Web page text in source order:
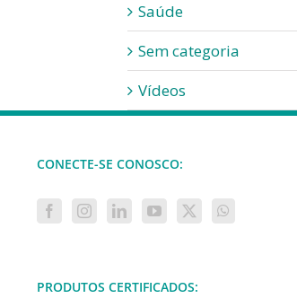
Saúde
Sem categoria
Vídeos
CONECTE-SE CONOSCO:
PRODUTOS CERTIFICADOS: